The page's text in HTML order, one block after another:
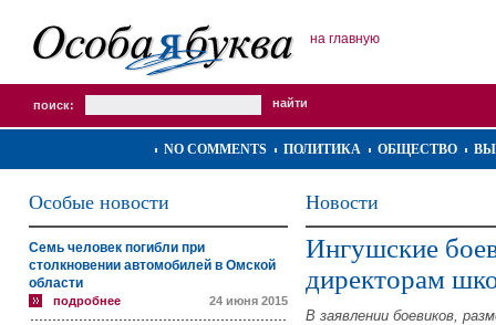
на главную
поиск:
NO COMMENTS ПОЛИТИКА ОБЩЕСТВО
Особые новости
Семь человек погибли при
столкновении автомобилей в Омской
области
подробнее 24 июня 2015
Новости
Ингушские
директорам
В заявлении боевиков,